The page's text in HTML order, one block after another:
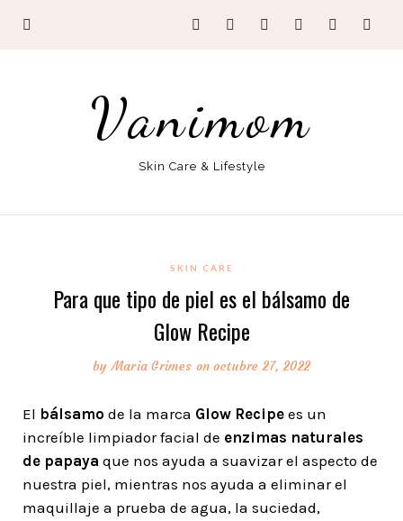
Vanimom
Skin Care & Lifestyle
SKIN CARE
Para que tipo de piel es el bálsamo de
Glow Recipe
byMaria Grimes on octubre 27, 2022
El bálsamo de la marca Glow Recipe es un
increíble limpiador facial de enzimas naturales
de papaya que nos ayuda a suavizar el aspecto de
nuestra piel, mientras nos ayuda a eliminar el
maquillaje a prueba de agua, la suciedad,